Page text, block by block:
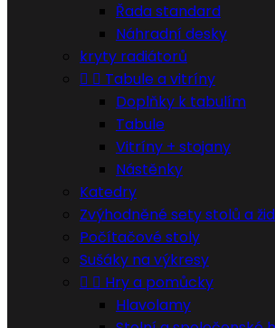
Řada standard
Náhradní desky
kryty radiátorů
  Tabule a vitríny
Doplňky k tabulím
Tabule
Vitríny + stojany
Nástěnky
Katedry
Zvýhodněné sety stolů a
Počítačové stoly
Sušáky na výkresy
  Hry a pomůcky
Hlavolamy